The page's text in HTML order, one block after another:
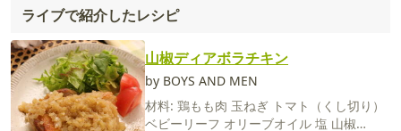
ライブで紹介したレシピ
山椒ディアボラチキン
by BOYS AND MEN
材料: 鶏もも肉 玉ねぎ トマト（くし切り）
ベビーリーフ オリーブオイル 塩 山椒